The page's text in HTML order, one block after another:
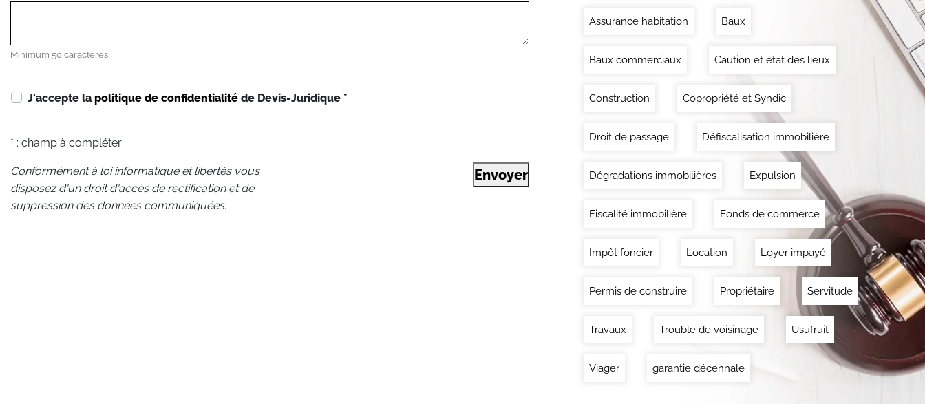
Minimum 50 caractères
J'accepte la politique de confidentialité de Devis-Juridique *
* : champ à compléter
Conformément à loi informatique et libertés vous
disposez d'un droit d'accès de rectification et de
suppression des données communiquées.
Envoyer
Assurance habitation Baux
Baux commerciaux Caution et état des lieux
Construction Copropriété et Syndic
Droit de passage Défiscalisation immobilière
Dégradations immobilières Expulsion
Fiscalité immobilière Fonds de commerce
Impôt foncier Location Loyer impayé
Permis de construire Propriétaire Servitude
Travaux Trouble de voisinage Usufruit
Viager garantie décennale